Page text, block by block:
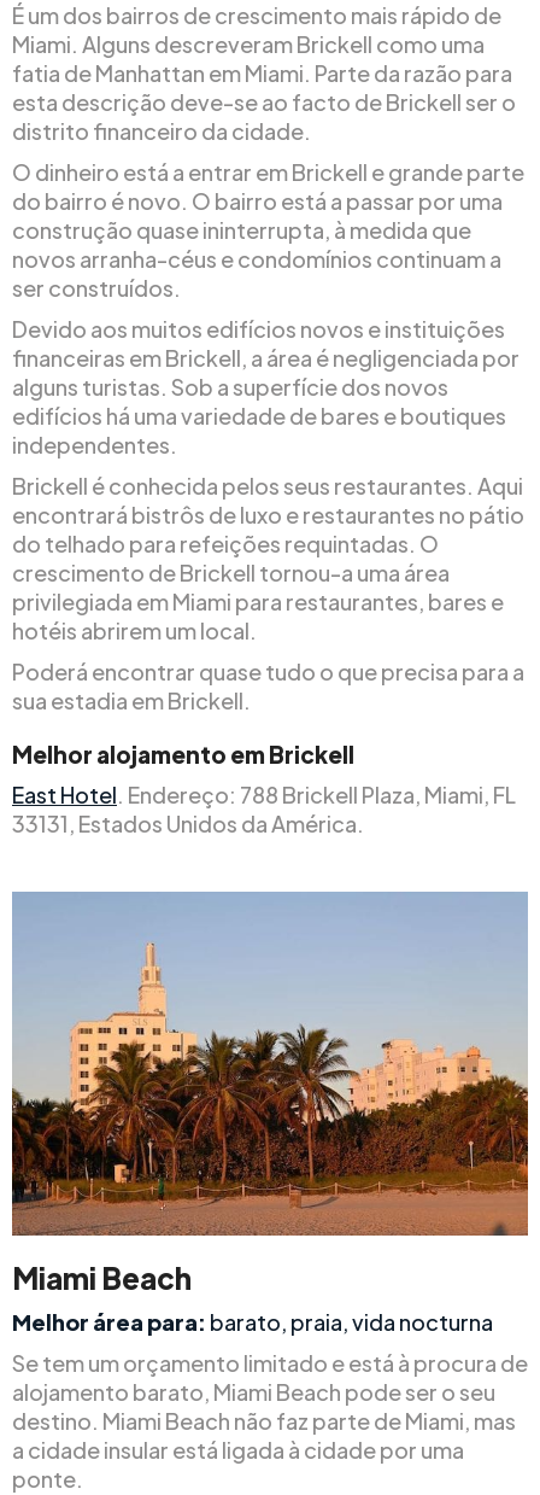
É um dos bairros de crescimento mais rápido de
Miami. Alguns descreveram Brickell como uma
fatia de Manhattan em Miami. Parte da razão para
esta descrição deve-se ao facto de Brickell ser o
distrito financeiro da cidade.
O dinheiro está a entrar em Brickell e grande parte
do bairro é novo. O bairro está a passar por uma
construção quase ininterrupta, à medida que
novos arranha-céus e condomínios continuam a
ser construídos.
Devido aos muitos edifícios novos e instituições
financeiras em Brickell, a área é negligenciada por
alguns turistas. Sob a superfície dos novos
edifícios há uma variedade de bares e boutiques
independentes.
Brickell é conhecida pelos seus restaurantes. Aqui
encontrará bistrôs de luxo e restaurantes no pátio
do telhado para refeições requintadas. O
crescimento de Brickell tornou-a uma área
privilegiada em Miami para restaurantes, bares e
hotéis abrirem um local.
Poderá encontrar quase tudo o que precisa para a
sua estadia em Brickell.
Melhor alojamento em Brickell
East Hotel. Endereço: 788 Brickell Plaza, Miami, FL
33131, Estados Unidos da América.
Miami Beach
Melhor área para: barato, praia, vida nocturna
Se tem um orçamento limitado e está à procura de
alojamento barato, Miami Beach pode ser o seu
destino. Miami Beach não faz parte de Miami, mas
a cidade insular está ligada à cidade por uma
ponte.